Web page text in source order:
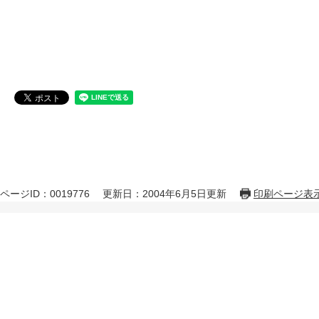
ページID：0019776 更新日：2004年6月5日更新 印刷ページ表